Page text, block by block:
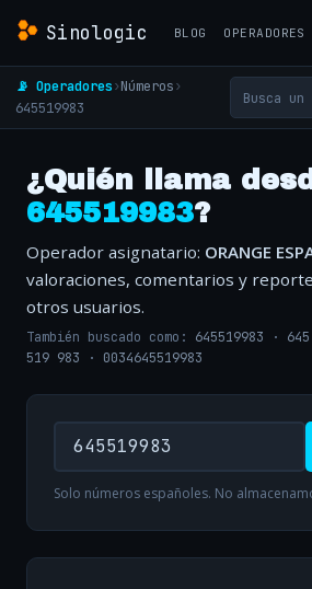
Sinologic BLOG OPERADORES
📡 Operadores›Números›
645519983
¿Quién llama
645519983?
Operador asignatario: ORANGE
valoraciones, comentarios y
otros usuarios.
También buscado como: 645519983 ·
519 983 · 0034645519983
Solo números españoles. No